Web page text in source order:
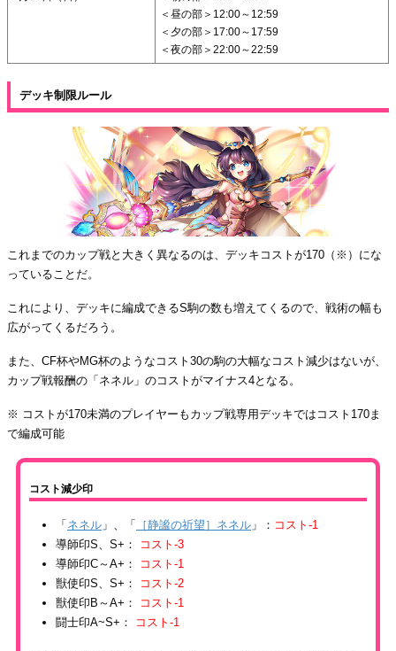
＜昼の部＞12:00～12:59
＜夕の部＞17:00～17:59
＜夜の部＞22:00～22:59
デッキ制限ルール
これまでのカップ戦と大きく異なるのは、デッキコストが170（※）にな
っていることだ。
これにより、デッキに編成できるS駒の数も増えてくるので、戦術の幅も
広がってくるだろう。
また、CF杯やMG杯のようなコスト30の駒の大幅なコスト減少はないが、
カップ戦報酬の「ネネル」のコストがマイナス4となる。
※ コストが170未満のプレイヤーもカップ戦専用デッキではコスト170ま
で編成可能
コスト減少印
「ネネル 」、「 ［静謐の祈望］ネネル 」： コスト-1
導師印S、S+：
コスト-3
導師印C～A+：
コスト-1
獣使印S、S+：
コスト-2
獣使印B～A+：
コスト-1
闘士印A~S+：
コスト-1